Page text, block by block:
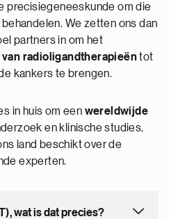
precisiegeneeskunde om die
We zetten ons dan
partners in om het
radioligandtherapieëntot
kankers te brengen.
in huis om een wereldwijde
en klinische studies,
land beschikt over de
experten.
Radioligandtherapie (RLT), wat is dat precies?